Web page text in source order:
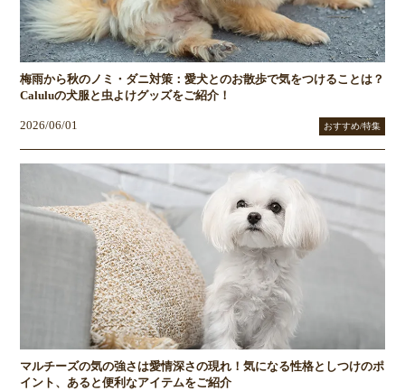
梅雨から秋のノミ・ダニ対策：愛犬とのお散歩で気をつけることは？
Caluluの犬服と虫よけグッズをご紹介！
2026/06/01 おすすめ/特集
マルチーズの気の強さは愛情深さの現れ！気になる性格としつけのポ
イント、あると便利なアイテムをご紹介